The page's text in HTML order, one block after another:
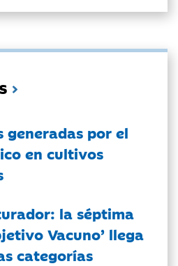
generadas por el
en cultivos
la séptima
Vacuno’ llega
categorías